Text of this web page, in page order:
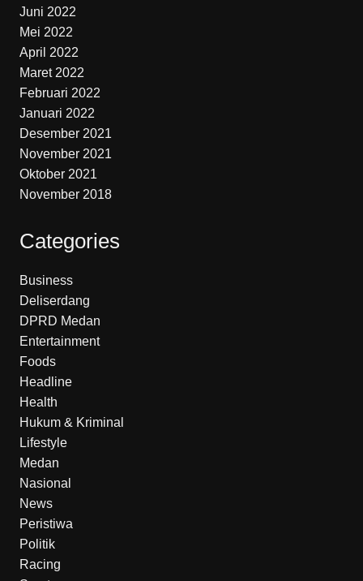
Juni 2022
Mei 2022
April 2022
Maret 2022
Februari 2022
Januari 2022
Desember 2021
November 2021
Oktober 2021
November 2018
Categories
Business
Deliserdang
DPRD Medan
Entertainment
Foods
Headline
Health
Hukum & Kriminal
Lifestyle
Medan
Nasional
News
Peristiwa
Politik
Racing